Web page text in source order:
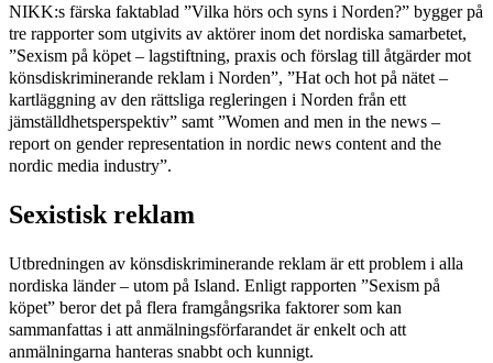
NIKK:s färska faktablad ”Vilka hörs och syns i Norden?” bygger på
tre rapporter som utgivits av aktörer inom det nordiska samarbetet,
”Sexism på köpet – lagstiftning, praxis och förslag till åtgärder mot
könsdiskriminerande reklam i Norden”, ”Hat och hot på nätet –
kartläggning av den rättsliga regleringen i Norden från ett
jämställdhetsperspektiv” samt ”Women and men in the news –
report on gender representation in nordic news content and the
nordic media industry”.
Sexistisk reklam
Utbredningen av könsdiskriminerande reklam är ett problem i alla
nordiska länder – utom på Island. Enligt rapporten ”Sexism på
köpet” beror det på flera framgångsrika faktorer som kan
sammanfattas i att anmälningsförfarandet är enkelt och att
anmälningarna hanteras snabbt och kunnigt.